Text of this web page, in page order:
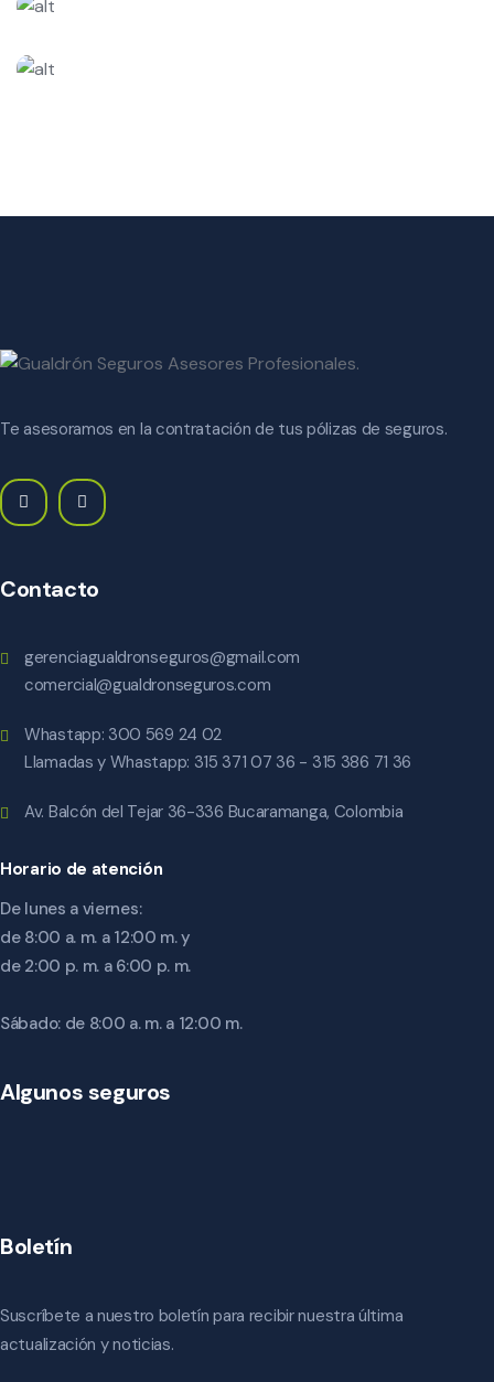
Te asesoramos en la contratación de tus pólizas de seguros.
Contacto
gerenciagualdronseguros@gmail.com
comercial@gualdronseguros.com
Whastapp: 300 569 24 02
Llamadas y Whastapp: 315 371 07 36 - 315 386 71 36
Av. Balcón del Tejar 36-336 Bucaramanga, Colombia
Horario de atención
De lunes a viernes:
de 8:00 a. m. a 12:00 m. y
de 2:00 p. m. a 6:00 p. m.
Sábado: de 8:00 a. m. a 12:00 m.
Algunos seguros
Boletín
Suscríbete a nuestro boletín para recibir nuestra última
actualización y noticias.